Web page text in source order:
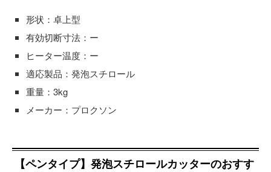
形状：卓上型
有効切断寸法：ー
ヒーター温度：ー
適応製品：発泡スチロール
重量：3kg
メーカー：プロクソン
【ペンタイプ】発泡スチロールカッターのおすす